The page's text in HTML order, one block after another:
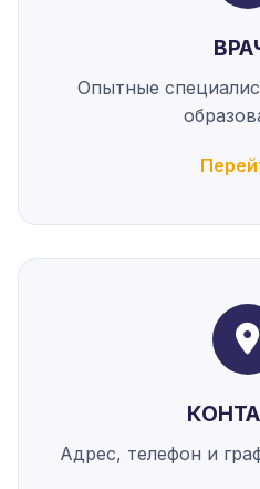
Опытные
Адрес, телефон и